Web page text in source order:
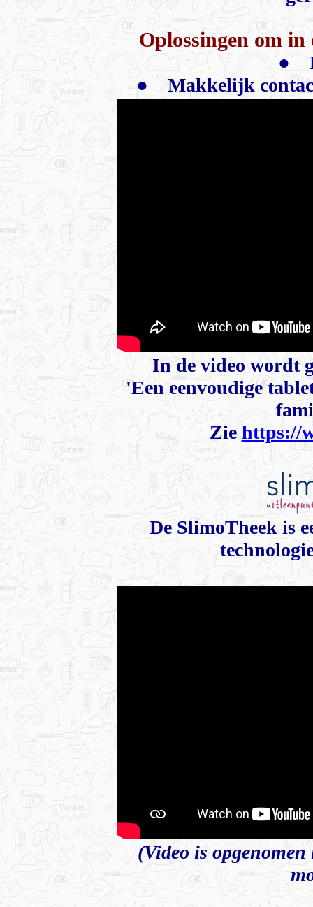
Oplossingen om
●
●Makkelijk
In de video wordt
'Een eenvoudige
Zie https://
De SlimoTheek is
(Video is